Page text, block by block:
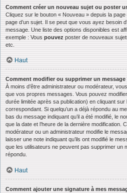
Comment créer un nouveau sujet ou poster
Cliquez sur le bouton « Nouveau » depuis la
page d’un sujet. Il se peut que vous ayez besoin
message. Une liste des options disponibles est
exemple : Vous pouvez poster de nouveaux
etc.
Haut
Comment modifier ou supprimer un message
À moins d’être administrateur ou modérateur,
que vos propres messages. Vous pouvez
durée limitée après sa publication) en cliquant sur
correspondant. Si quelqu’un a déjà répondu au
bas du message indiquant qu’il a été modifié, le
que la date et l’heure de la dernière modification.
modérateur ou un administrateur modifie le
laisser une note indiquant qu’ils ont modifié le
que les utilisateurs ne peuvent pas supprimer un
répondu.
Haut
Comment ajouter une signature à mes